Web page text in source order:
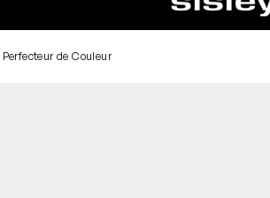
de Couleur